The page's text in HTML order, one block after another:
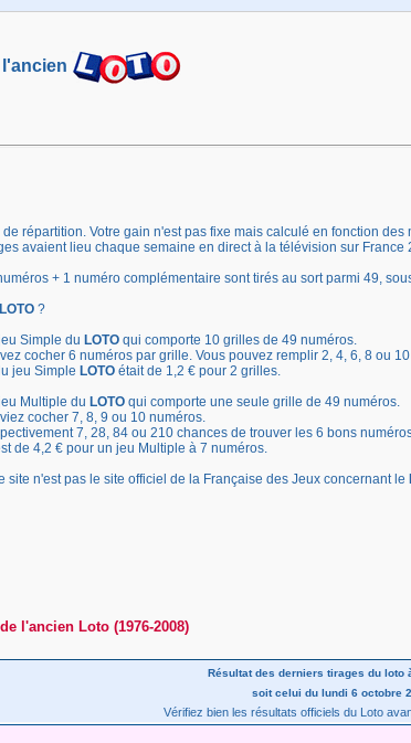
de répartition. Votre gain n'est pas fixe mais calculé en fonction
avaient lieu chaque semaine en direct à la télévision sur
+ 1 numéro complémentaire sont tirés au sort parmi 49,
LOTO ?
Simple du LOTO qui comporte 10 grilles de 49 numéros.
cocher 6 numéros par grille. Vous pouvez remplir 2, 4, 6, 8 ou
jeu Simple LOTO était de 1,2 € pour 2 grilles.
Multiple du LOTO qui comporte une seule grille de 49 numéros.
cocher 7, 8, 9 ou 10 numéros.
7, 28, 84 ou 210 chances de trouver les 6 bons
de 4,2 € pour un jeu Multiple à 7 numéros.
site n'est pas le site officiel de la Française des Jeux concernant le
l'ancien Loto (1976-2008)
Résultat des derniers tirages du loto
soit celui du lundi 6 octobre
Vérifiez bien les résultats officiels du Loto